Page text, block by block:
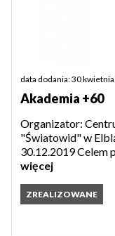
data dodania: 30
Akademia +60
Organizator:
"Światowid" w
30.12.2019 Celem
więcej
ZREALIZOWANE